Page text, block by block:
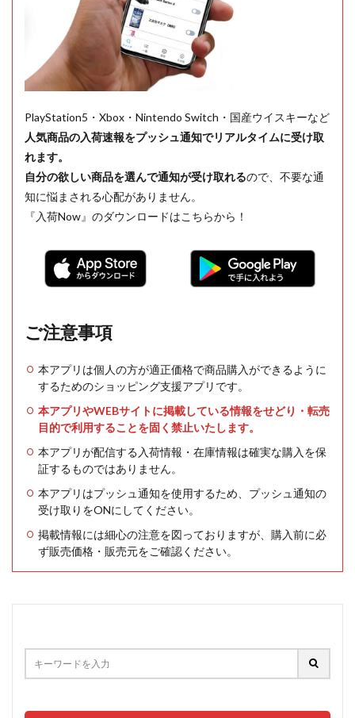
PlayStation5・Xbox・Nintendo Switch・国産ウイスキーなど
人気商品の入荷速報をプッシュ通知でリアルタイムに受け取
れます。
自分の欲しい商品を選んで通知が受け取れるので、不要な通
知に悩まされる心配がありません。
『入荷Now』のダウンロードはこちらから！
ご注意事項
本アプリは個人の方が適正価格で商品購入ができるように
するためのショッピング支援アプリです。
本アプリやWEBサイトに掲載している情報をせどり・転売
目的で利用することを固く禁止いたします。
本アプリが配信する入荷情報・在庫情報は確実な購入を保
証するものではありません。
本アプリはプッシュ通知を使用するため、プッシュ通知の
受け取りをONにしてください。
掲載情報には細心の注意を図っておりますが、購入前に必
ず販売価格・販売元をご確認ください。